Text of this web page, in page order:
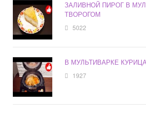
ЗАЛИВНОЙ ПИРОГ В
ТВОРОГОМ
5022
В МУЛЬТИВАРКЕ
1927